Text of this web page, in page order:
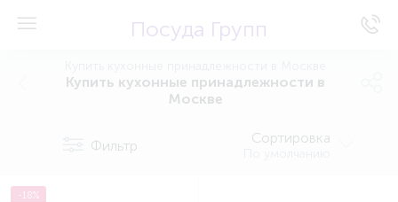
Посуда Групп
Купить кухонные принадлежности в
Москве
Фильтр Сортировка
-18%